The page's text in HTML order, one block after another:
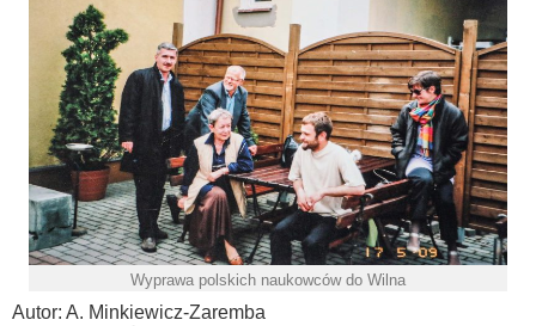
Wyprawa polskich naukowców do Wilna
Autor: A. Minkiewicz-Zaremba